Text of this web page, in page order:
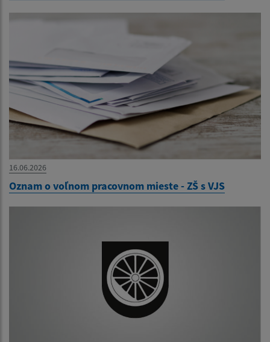
16.06.2026
Oznam o voľnom pracovnom mieste - ZŠ s VJS